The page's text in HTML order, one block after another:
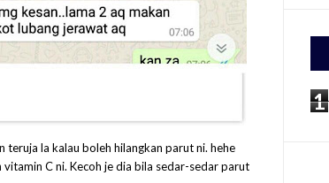
teruja la kalau boleh hilangkan parut ni. hehe
C ni. Kecoh je dia bila sedar-sedar parut
r
1